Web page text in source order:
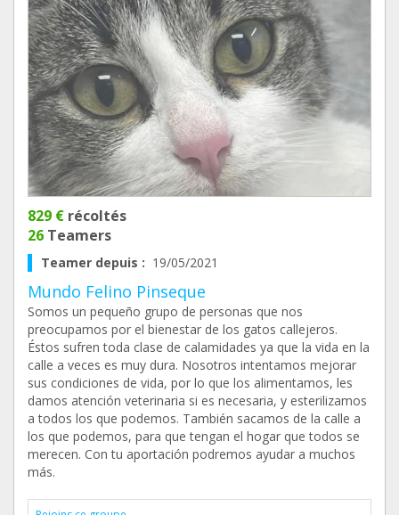
829 € récoltés
26 Teamers
Teamer depuis : 19/05/2021
Mundo Felino Pinseque
Somos un pequeño grupo de personas que nos
preocupamos por el bienestar de los gatos callejeros.
Éstos sufren toda clase de calamidades ya que la vida en la
calle a veces es muy dura. Nosotros intentamos mejorar
sus condiciones de vida, por lo que los alimentamos, les
damos atención veterinaria si es necesaria, y esterilizamos
a todos los que podemos. También sacamos de la calle a
los que podemos, para que tengan el hogar que todos se
merecen. Con tu aportación podremos ayudar a muchos
más.